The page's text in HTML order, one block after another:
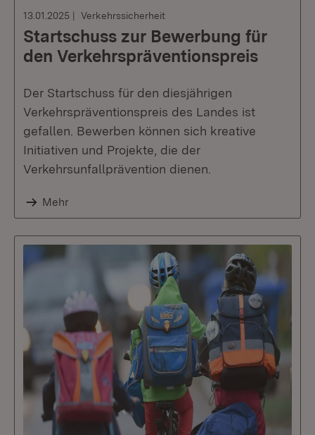
13.01.2025 Verkehrssicherheit
Startschuss zur Bewerbung für
den Verkehrspräventionspreis
Der Startschuss für den diesjährigen
Verkehrspräventionspreis des Landes ist
gefallen. Bewerben können sich kreative
Initiativen und Projekte, die der
Verkehrsunfallprävention dienen.
Mehr